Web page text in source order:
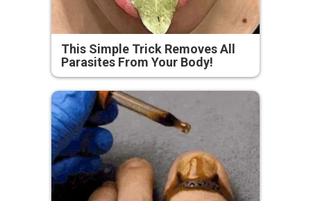
This Simple Trick Removes All
Parasites From Your Body!